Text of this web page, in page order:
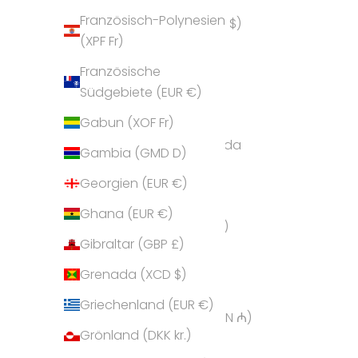
Französisch-Polynesien
(XPF Fr)
Französische
Südgebiete (EUR €)
Gabun (XOF Fr)
Gambia (GMD D)
Georgien (EUR €)
Ghana (EUR €)
Gibraltar (GBP £)
Grenada (XCD $)
Griechenland (EUR €)
Grönland (DKK kr.)
Überseeinseln (USD $)
Andorra (EUR €)
Angola (EUR €)
Anguilla (XCD $)
Antigua und Barbuda
(XCD $)
Argentinien (EUR €)
Armenien (AMD դր.)
Aruba (AWG ƒ)
Ascension (SHP £)
Aserbaidschan (AZN ₼)
Australien (AUD $)